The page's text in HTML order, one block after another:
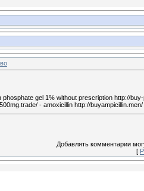
gel 1% without prescription http://
- amoxicillin http://
Добавлять комментарии
[